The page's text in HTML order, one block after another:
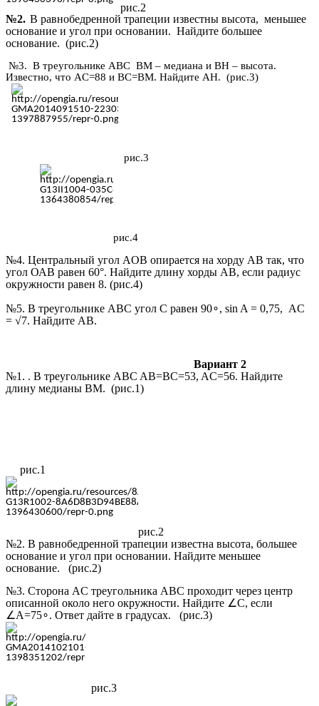
рис.2
№2. В равнобедренной трапеции известны высота, меньшее
основание и угол при основании. Найдите большее
основание. (рис.2)
№3. В треугольнике ABC BM – медиана и BH – высота.
Известно, что AC=88 и BC=BM. Найдите AH. (рис.3)
рис.3
рис.4
№4. Центральный угол AOB опирается на хорду АВ так, что
угол ОАВ равен 60°. Найдите длину хорды АВ, если радиус
окружности равен 8. (рис.4)
№5. В треугольнике ABC угол C равен 90∘, sin A = 0,75, AC
= √7. Найдите AB.
Вариант 2
№1. . В треугольнике ABC AB=BC=53, AC=56. Найдите
длину медианы BM. (рис.1)
рис.1
рис.2
№2. В равнобедренной трапеции известна высота, большее
основание и угол при основании. Найдите меньшее
основание. (рис.2)
№3. Сторона AC треугольника ABC проходит через центр
описанной около него окружности. Найдите ∠C, если
∠A=75∘. Ответ дайте в градусах. (рис.3)
рис.3